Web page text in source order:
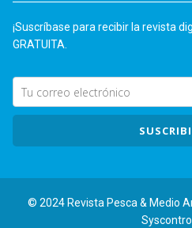
¡Suscríbase para recibir la revista
GRATUITA.
© 2024 Revista Pesca & Medio